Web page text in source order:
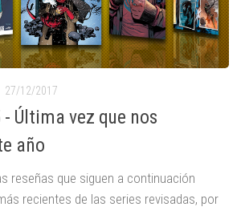
27/12/2017
Última vez que nos
año
reseñas que siguen a continuación
recientes de las series revisadas, por